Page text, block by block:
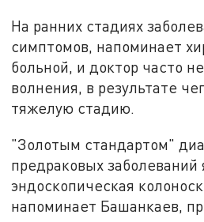
На ранних стадиях
симптомов, напоминает
больной, и доктор часто
волнения, в результате
тяжелую стадию.
"Золотым стандартом"
предраковых заболеваний
эндоскопическая
напоминает Башанкаев,